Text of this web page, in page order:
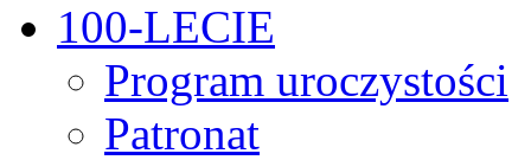
100-LECIE
Program uroczystości
Patronat